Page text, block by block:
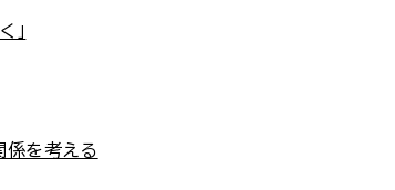
」
係を考える